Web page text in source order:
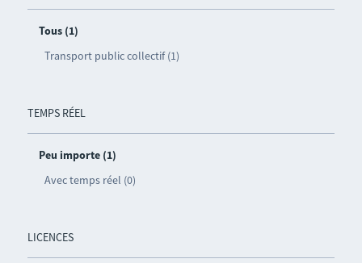
Tous (1)
Transport public collectif (1)
TEMPS RÉEL
Peu importe (1)
Avec temps réel (0)
LICENCES